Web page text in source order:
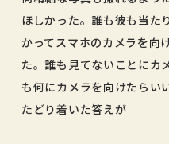
ほしかった。誰も彼も当た
かってスマホのカメラを向
た。誰も見てないことにカ
も何にカメラを向けたらい
たどり着いた答えが